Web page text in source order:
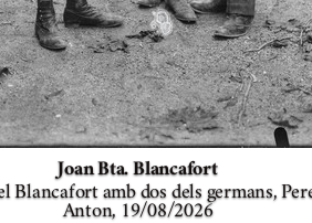
Joan Bta. Blancafort
Blancafort amb dos dels germans,
Anton, 19/08/2026